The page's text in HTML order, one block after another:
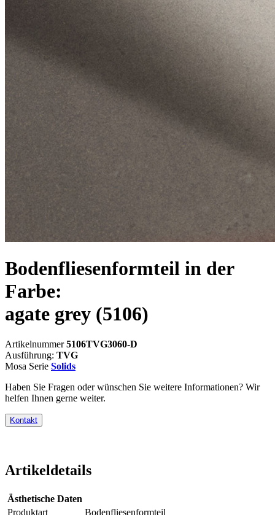
Bodenfliesenformteil in der
Farbe:
agate grey (5106)
Artikelnummer5106TVG3060-D
Ausführung: TVG
Mosa Serie Solids
Haben Sie Fragen oder wünschen Sie weitere Informationen? Wir
helfen Ihnen gerne weiter.
Kontakt
Artikeldetails
Ästhetische Daten
Produktart
Bodenfliesenformteil